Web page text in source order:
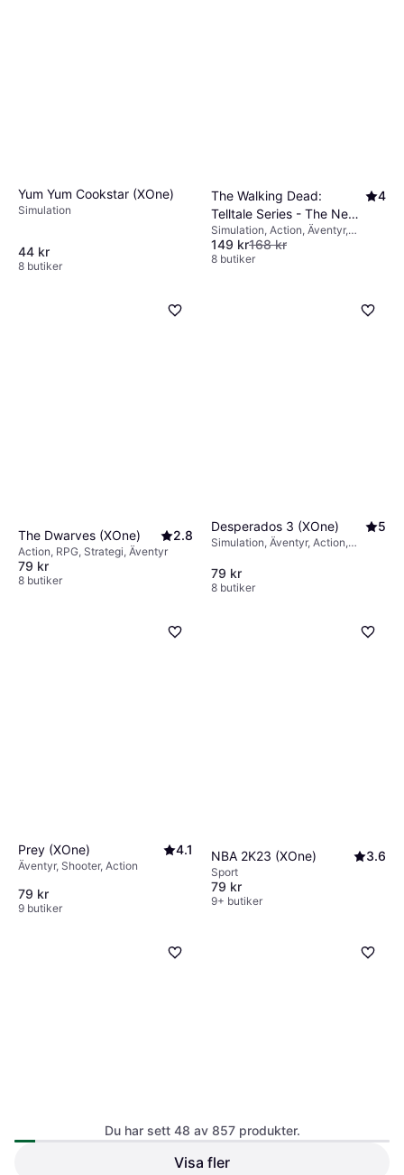
Yum Yum Cookstar (XOne)
Simulation
44 kr
8 butiker
The Walking Dead:
Telltale Series - The New
Frontier (XOne)
4
Simulation, Action, Äventyr,
Skräck, Pussel
149 kr168 kr
8 butiker
The Dwarves (XOne) 2.8
Action, RPG, Strategi, Äventyr
79 kr
8 butiker
Desperados 3 (XOne) 5
Simulation, Äventyr, Action,
79 kr
8 butiker
Prey (XOne) 4.1
Äventyr, Shooter, Action
79 kr
9 butiker
NBA 2K23 (XOne) 3.6
Sport
79 kr
9+ butiker
Du har sett 48 av 857 produkter.
Visa fler